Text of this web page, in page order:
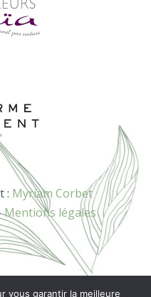
: Myriam Corbet
Mentions légales
vous garantir la meilleure